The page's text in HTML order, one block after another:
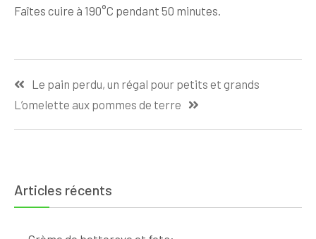
Faîtes cuire à 190°C pendant 50 minutes.
Le pain perdu, un régal pour petits et grands
L’omelette aux pommes de terre
Articles récents